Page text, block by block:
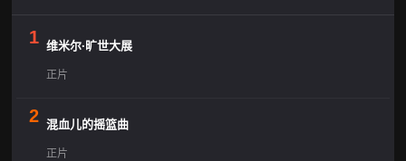
1 维米尔·旷世大展
正片
2 混血儿的摇篮曲
正片